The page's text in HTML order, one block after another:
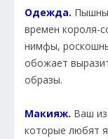
Одежда.
времен короля-
нимфы,
обожает
образы.
Макияж. Ваш
которые любят